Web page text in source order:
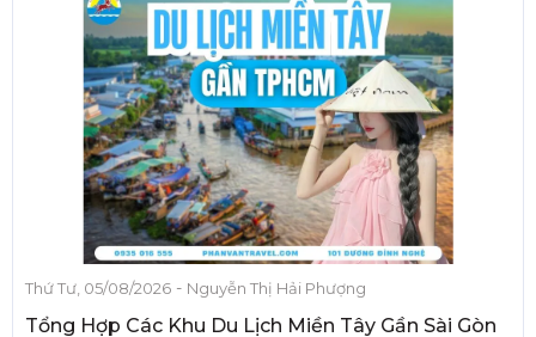
Thứ Tư, 05/08/2026 - Nguyễn Thị Hải Phượng
Tổng Hợp Các Khu Du Lịch Miền Tây Gần Sài Gòn